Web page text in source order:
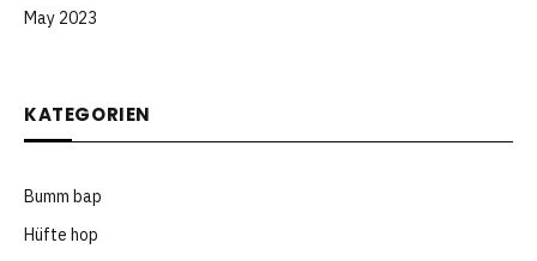
May 2023
KATEGORIEN
Bumm bap
Hüfte hop